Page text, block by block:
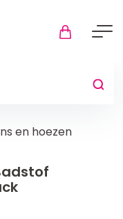
en hoezen